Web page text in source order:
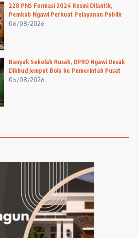
228 PNS Formasi 2024 Resmi Dilantik,
Pemkab Ngawi Perkuat Pelayanan Publik
06/08/2026
Banyak Sekolah Rusak, DPRD Ngawi Desak
Dikbud Jemput Bola ke Pemerintah Pusat
05/08/2026